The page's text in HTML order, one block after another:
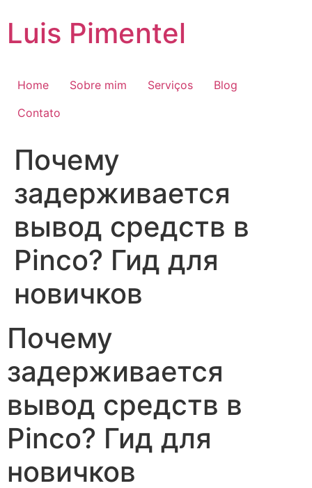
paraLuis Pimentel
Home Sobre mim Serviços
Blog
Contato
Почему
задерживается
вывод средств в
Pinco? Гид для
новичков
Почему
задерживается
вывод средств в
Pinco? Гид для
новичков